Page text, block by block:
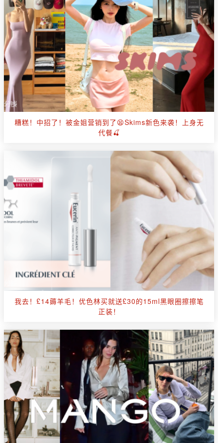
糟糕！中招了！被金姐营销到了😫Skims新色来袭！上身无
代餐🍒
我去！£14薅羊毛！优色林买就送£30的15ml黑眼圈擦擦笔
正装！